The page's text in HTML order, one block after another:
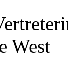
West